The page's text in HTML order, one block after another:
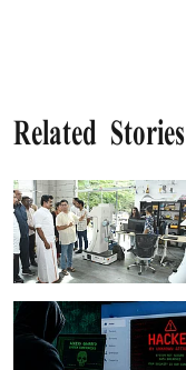
Related Stories